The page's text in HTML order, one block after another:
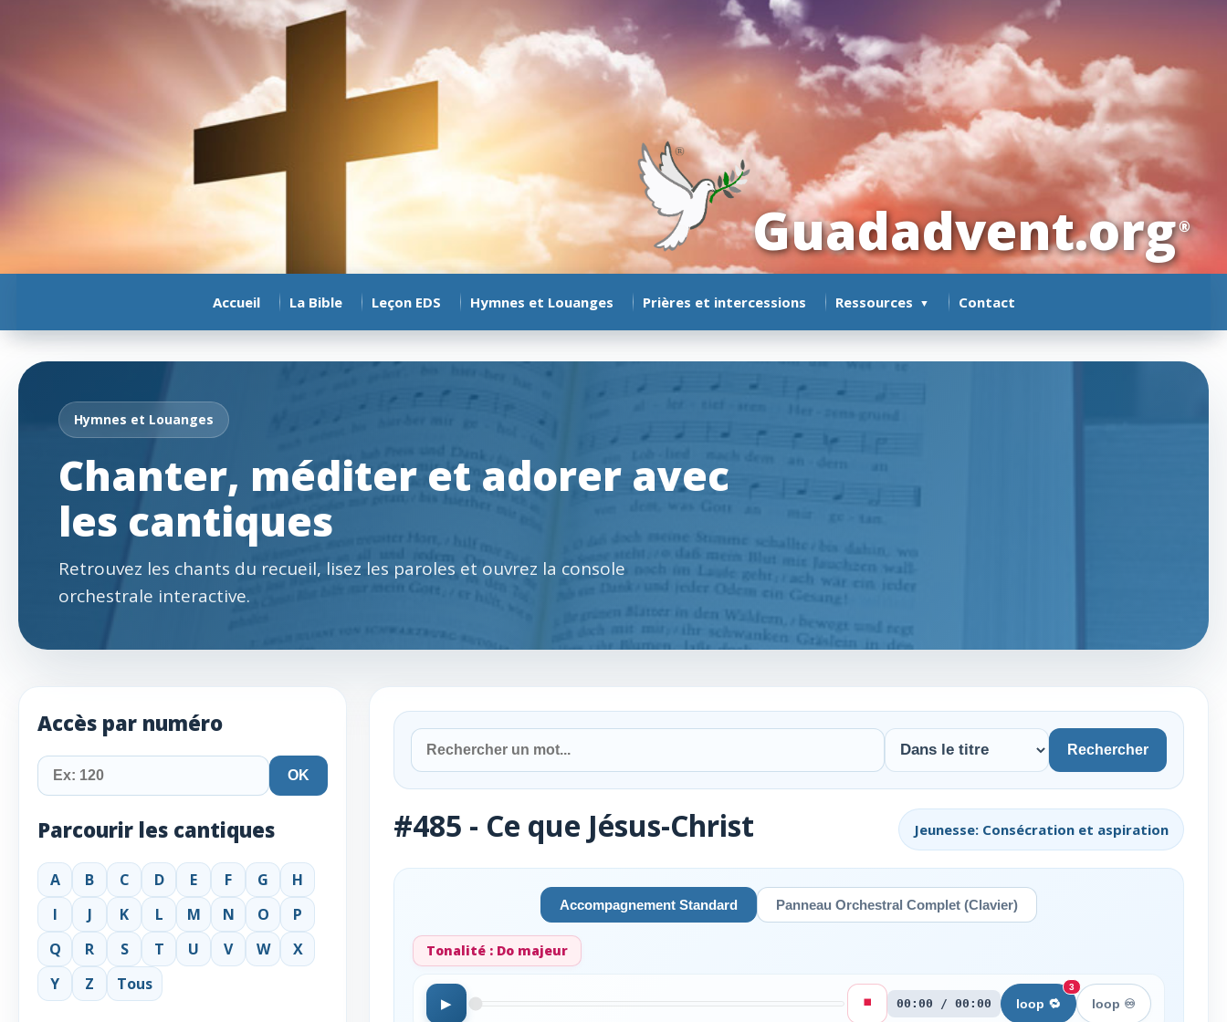
Guadadvent.org®
Accueil La Bible Leçon EDS Hymnes et Louanges Prières et intercessions Ressources ▼ Contact
Hymnes et Louanges
Chanter, méditer et adorer avec
les cantiques
Retrouvez les chants du recueil, lisez les paroles et ouvrez la console
orchestrale interactive.
Accès par numéro
OK
Parcourir les cantiques
A B C D E F G
H
I
J K L M N O
P
Q
R S T U V W
X
Y
Z Tous
Rechercher
#485 - Ce que Jésus-Christ Jeunesse: Consécration et aspiration
Accompagnement Standard Panneau Orchestral Complet (Clavier)
Tonalité : Do majeur
▶ ⏹️ 00:00 / 00:00 loop 🔁
3
loop ♾️